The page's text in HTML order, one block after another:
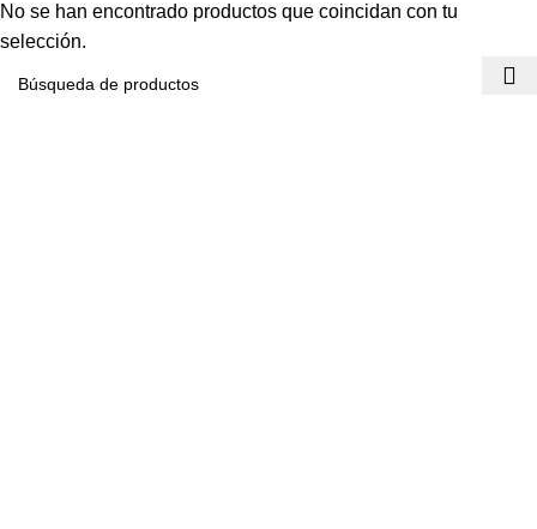
No se han encontrado productos que coincidan con tu
selección.